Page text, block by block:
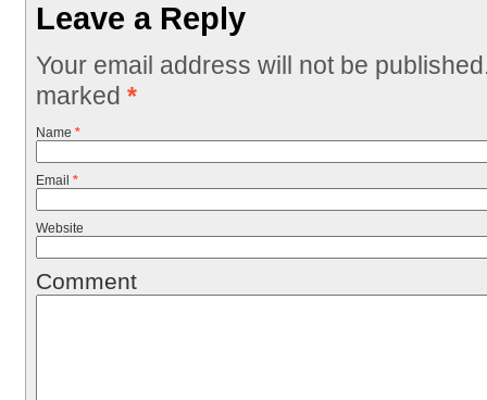
Leave a Reply
Your email address will not be
marked *
Name *
Email *
Website
Comment